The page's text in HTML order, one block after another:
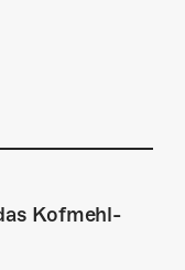
Kofmehl-